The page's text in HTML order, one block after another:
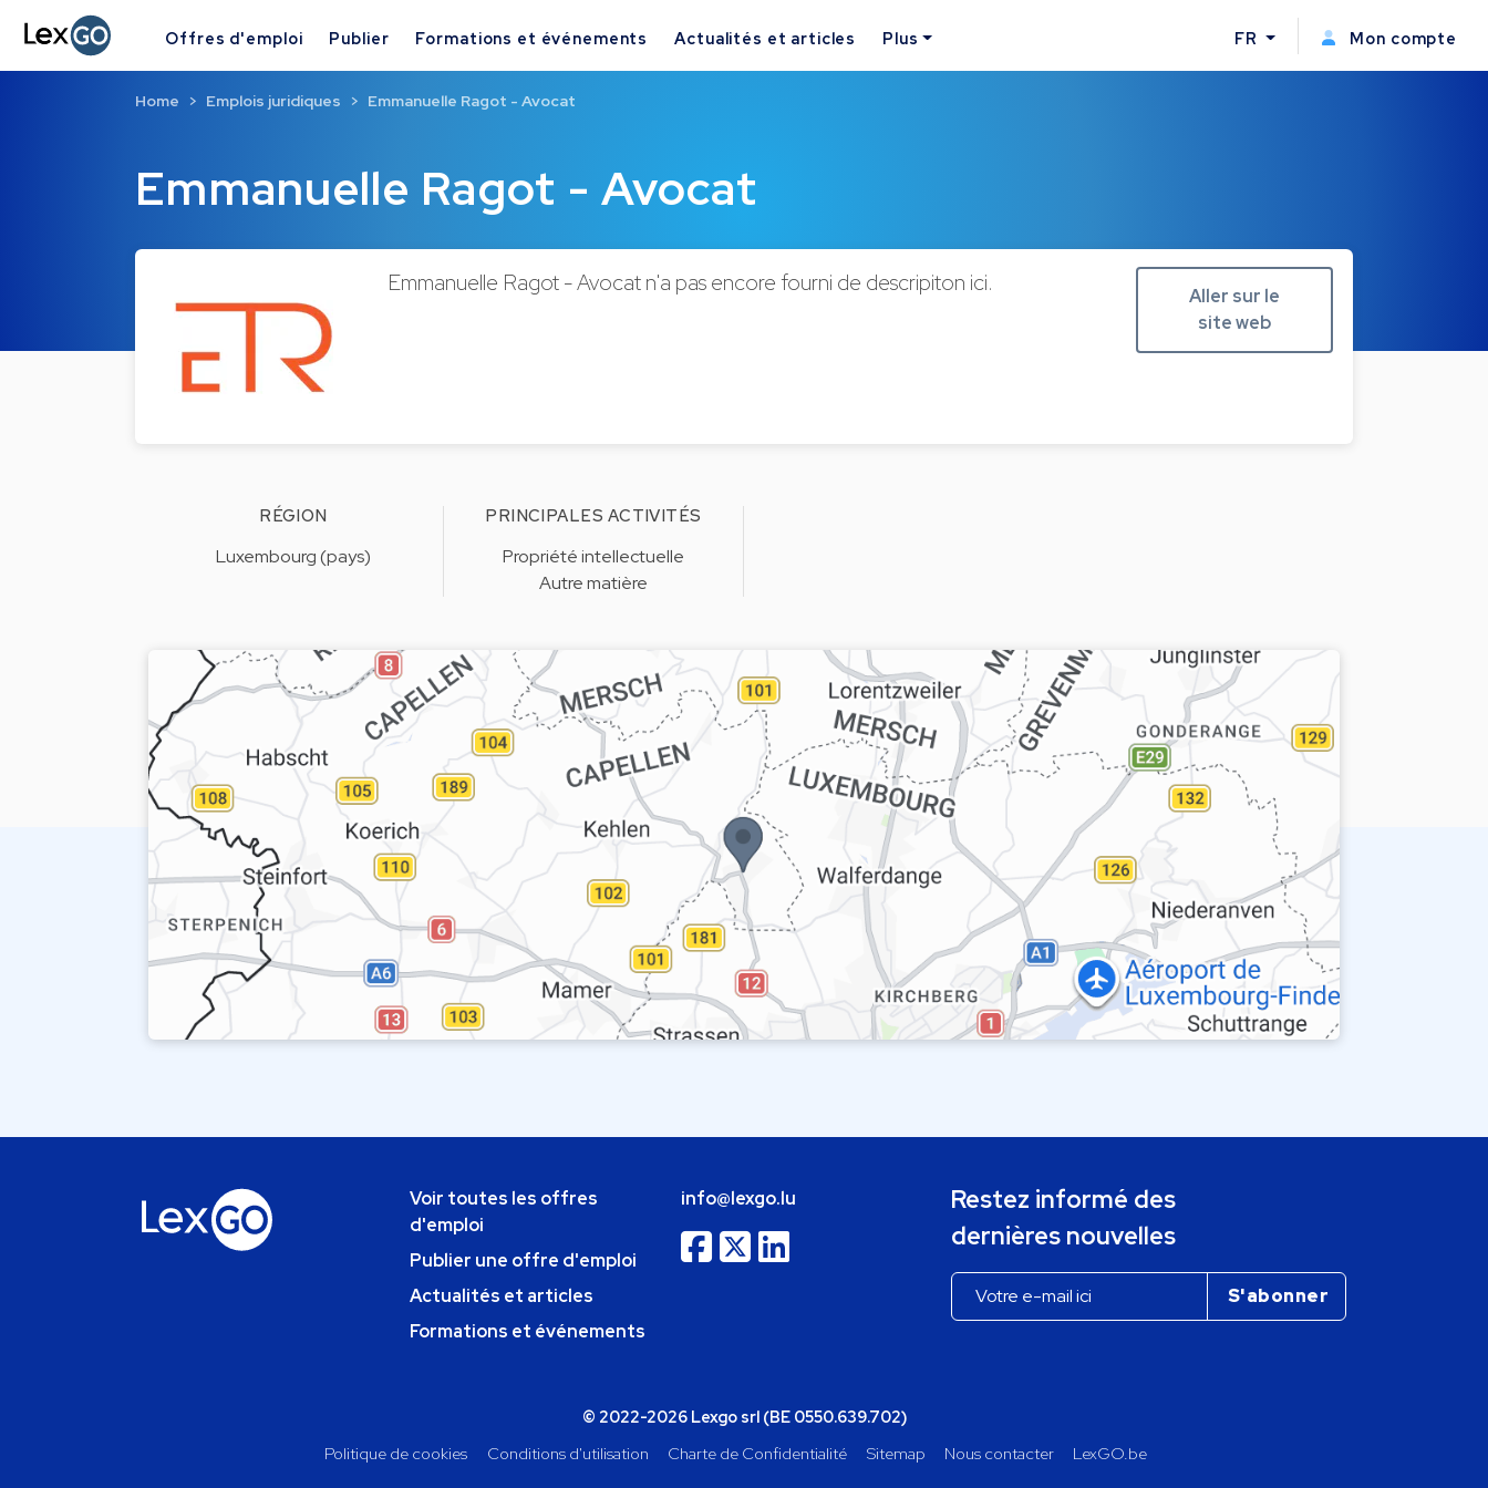
Offres d'emploi Publier Formations et événements Actualités et articles Plus FR Mon compte
Emmanuelle Ragot - Avocat
Home Emplois juridiques Emmanuelle Ragot - Avocat
Emmanuelle Ragot - Avocat n'a pas encore fourni de descripiton ici.
Aller sur le
site web
RÉGION
Luxembourg (pays)
PRINCIPALES ACTIVITÉS
Propriété intellectuelle
Autre matière
Voir toutes les offres
d'emploi
Publier une offre d'emploi
Actualités et articles
Formations et événements
info@lexgo.lu
Restez informé des
dernières nouvelles
© 2022-2026 Lexgo srl (BE 0550.639.702)
Politique de cookies
Conditions d'utilisation Charte de Confidentialité Sitemap Nous contacter LexGO.be